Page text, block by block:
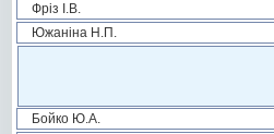
Фріз І.В.
Южаніна Н.П.
Бойко Ю.А.